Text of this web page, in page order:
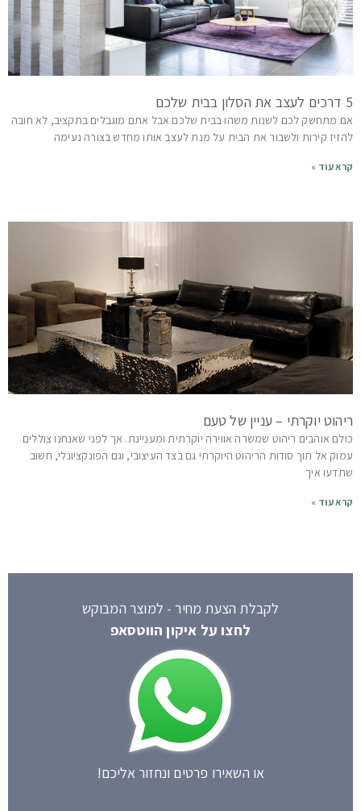
5 דרכים לעצב את הסלון בבית שלכם
אם מתחשק לכם לשנות משהו בבית שלכם אבל אתם מוגבלים בתקציב, לא חובה
להזיז קירות ולשבור את הבית על מנת לעצב אותו מחדש בצורה נעימה
קרא עוד »
ריהוט יוקרתי – עניין של טעם
כולם אוהבים ריהוט שמשרה אווירה יוקרתית ומעניינת. אך לפני שאנחנו צוללים
עמוק אל תוך סודות הריהוט היוקרתי גם בצד העיצובי, וגם הפונקציונלי, חשוב
שתדעו איך
קרא עוד »
לקבלת הצעת מחיר - למוצר המבוקש
לחצו על איקון הווטסאפ
או השאירו פרטים ונחזור אליכם!